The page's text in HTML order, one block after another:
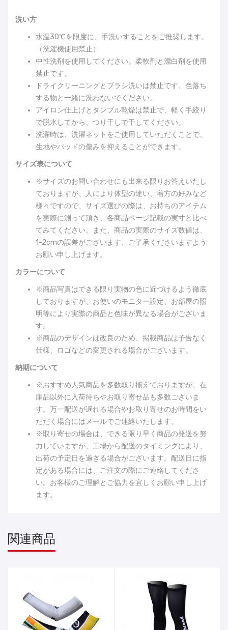
洗い方
水温30℃を限度に、手洗いすることをご推奨します。
（洗濯機使用禁止）
中性洗剤を使用してください。柔軟剤と漂白剤を使用
禁止です。
ドライクリーニングとブラシ洗いは禁止です、色落ち
する物と一緒に洗わないでください。
アイロン仕上げとタンブル乾燥は禁止で、軽く手絞り
で脱水してから、つり干しで干してください。
洗濯時は、洗濯ネットをご使用していただくことで、
生地やパッドの傷みを抑えることができます。
サイズ表について
※サイズのお問い合わせにも出来る限りお答えいたし
ておりますが、人により体型の違い、着方の好みなど
様々ですので、サイズ選びの際は、お持ちのアイテム
を実際に測って頂き、各商品ページ記載の実寸と比べ
てみてください。また、商品の実際のサイズ数値は、
1-2cmの誤差がございます、ご了承くださいますよう
お願い申し上げます。
カラーについて
※商品写真はできる限り実物の色に近づけるよう徹底
しておりますが、お使いのモニター設定、お部屋の照
明等により実際の商品と色味が異なる場合がございま
す。
※商品のデザインは改良のため、掲載商品は予告なく
仕様、ロゴなどの変更される場合がございます。
納期について
※おすすめ人気商品を多数取り揃えておりますが、在
庫品以外に入荷待ちやお取り寄せ品も多数ございま
す。万一配送が遅れる場合やお取り寄せのお時間をい
ただく場合にはメールでご連絡いたします。
※取り寄せの場合は、できる限り早く商品の発送を努
力していますが、工場から配送のタイミングにより、
出荷の予定日を過ぎる場合がございます。配送日に指
定がある場合には、ご注文の際にご連絡してくださ
い。お客様のご理解とご協力を宜しくお願い申し上げ
ます。
関連商品